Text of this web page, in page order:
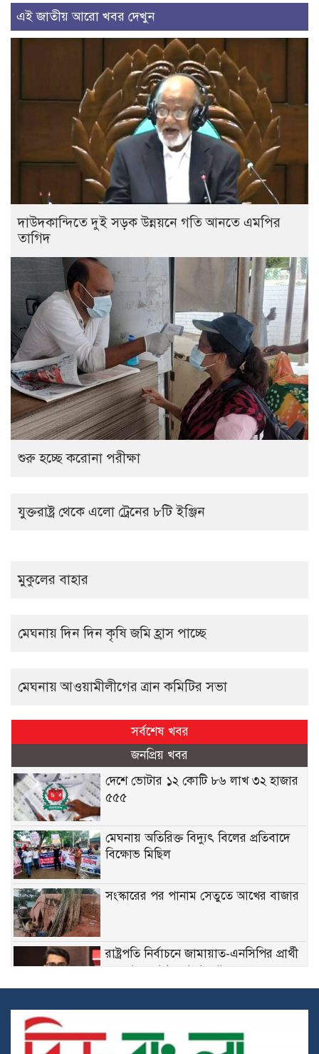
এই জাতীয় আরো খবর দেখুন
দাউদকান্দিতে দুই সড়ক উন্নয়নে গতি আনতে এমপির
তাগিদ
শুরু হচ্ছে করোনা পরীক্ষা
যুক্তরাষ্ট্র থেকে এলো ট্রেনের ৮টি ইঞ্জিন
মুকুলের বাহার
মেঘনায় দিন দিন কৃষি জমি হ্রাস পাচ্ছে
মেঘনায় আওয়ামীলীগের ত্রান কমিটির সভা
সর্বশেষ খবর
জনপ্রিয় খবর
দেশে ভোটার ১২ কোটি ৮৬ লাখ ৩২ হাজার
৫৫৫
মেঘনায় অতিরিক্ত বিদ্যুৎ বিলের প্রতিবাদে
বিক্ষোভ মিছিল
সংস্কারের পর পানাম সেতুতে আখের বাজার
রাষ্ট্রপতি নির্বাচনে জামায়াত-এনসিপির প্রার্থী
দেওয়াকে স্বাগত রাশেদ খানের
দায় নেবে কে?